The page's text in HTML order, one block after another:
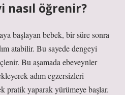
nasıl öğrenir?
başlayan bebek, bir süre sonra
atabilir. Bu sayede dengeyi
Bu aşamada ebeveynler
adım egzersizleri
pratik yaparak yürümeye başlar.